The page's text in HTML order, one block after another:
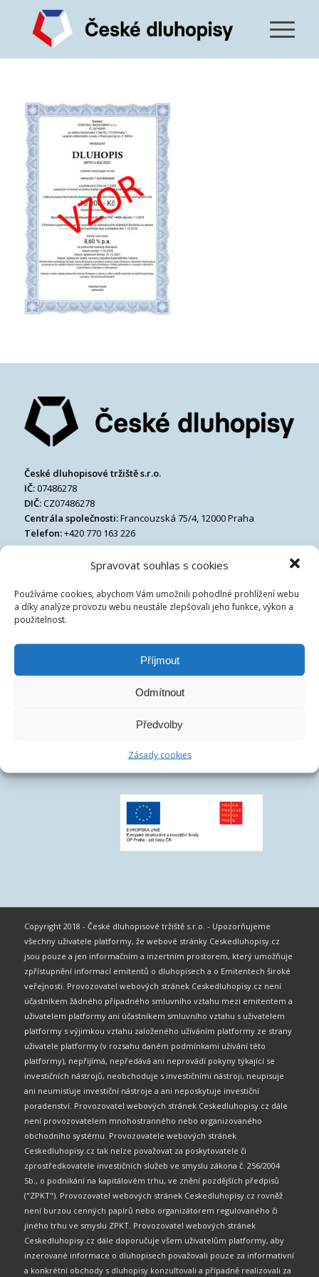
Spravovat souhlas s cookies
Používáme cookies, abychom Vám umožnili pohodlné prohlížení webu
a díky analýze provozu webu neustále zlepšovali jeho funkce, výkon a
použitelnost.
Příjmout
Odmítnout
Předvolby
Zásady cookies
České dluhopisové tržiště s.r.o.
IČ:07486278
DIČ:CZ07486278
Centrála společnosti:Francouzská 75/4, 12000 Praha
Telefon:+420 770 163 226
Copyright 2018 - České dluhopisové tržiště s.r.o. - Upozorňujeme
všechny uživatele platformy, že webové stránky Ceskedluhopisy.cz
jsou pouze a jen informačním a inzertním prostorem, který umožňuje
zpřístupnění informací emitentů o dluhopisech a o Emitentech široké
veřejnosti. Provozovatel webových stránek Ceskedluhopisy.cz není
účastníkem žádného případného smluvního vztahu mezi emitentem a
uživatelem platformy ani účastníkem smluvního vztahu s uživatelem
platformy s výjimkou vztahu založeného užíváním platformy ze strany
uživatele platformy (v rozsahu daném podmínkami užívání této
platformy), nepřijímá, nepředává ani neprovádí pokyny týkající se
investičních nástrojů, neobchoduje s investičními nástroji, neupisuje
ani neumisťuje investiční nástroje a ani neposkytuje investiční
poradenství. Provozovatel webových stránek Ceskedluhopisy.cz dále
není provozovatelem mnohostranného nebo organizovaného
obchodního systému. Provozovatele webových stránek
Ceskedluhopisy.cz tak nelze považovat za poskytovatele či
zprostředkovatele investičních služeb ve smyslu zákona č. 256/2004
Sb., o podnikání na kapitálovém trhu, ve znění pozdějších předpisů
("ZPKT"). Provozovatel webových stránek Ceskedluhopisy.cz rovněž
není burzou cenných papírů nebo organizátorem regulovaného či
jiného trhu ve smyslu ZPKT. Provozovatel webových stránek
Ceskedluhopisy.cz dále doporučuje všem uživatelům platformy, aby
inzerované informace o dluhopisech považovali pouze za informativní
a konkrétní obchody s dluhopisy konzultovali a případně realizovali za